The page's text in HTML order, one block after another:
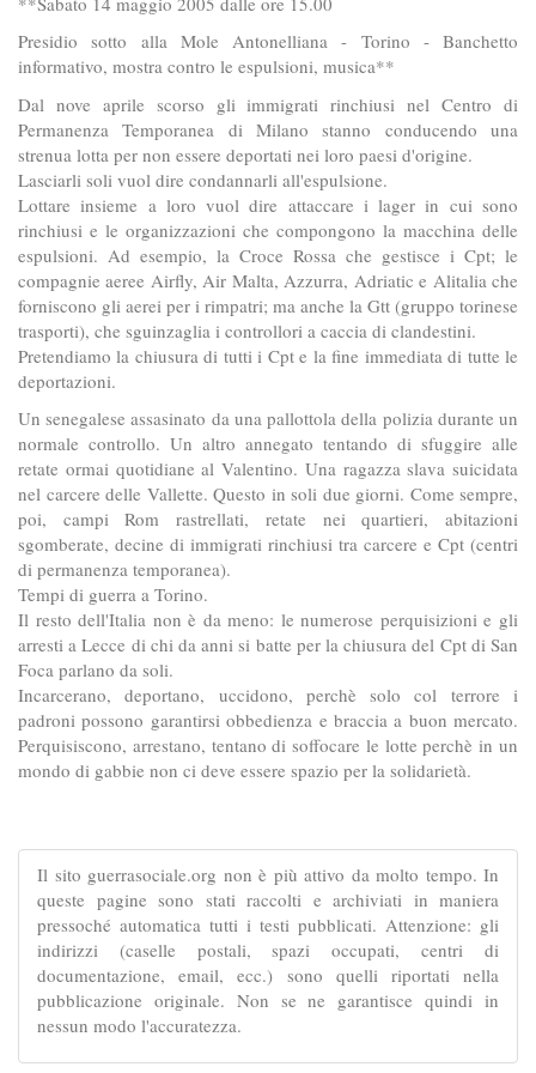
Presidio sotto alla Mole Antonelliana - Torino - Banchetto
informativo, mostra contro le espulsioni, musica**
Dal nove aprile scorso gli immigrati rinchiusi nel Centro di
Permanenza Temporanea di Milano stanno conducendo una
strenua lotta per non essere deportati nei loro paesi d'origine.
Lasciarli soli vuol dire condannarli all'espulsione.
Lottare insieme a loro vuol dire attaccare i lager in cui sono
rinchiusi e le organizzazioni che compongono la macchina delle
espulsioni. Ad esempio, la Croce Rossa che gestisce i Cpt; le
compagnie aeree Airfly, Air Malta, Azzurra, Adriatic e Alitalia che
forniscono gli aerei per i rimpatri; ma anche la Gtt (gruppo torinese
trasporti), che sguinzaglia i controllori a caccia di clandestini.
Pretendiamo la chiusura di tutti i Cpt e la fine immediata di tutte le
deportazioni.
Un senegalese assasinato da una pallottola della polizia durante un
normale controllo. Un altro annegato tentando di sfuggire alle
retate ormai quotidiane al Valentino. Una ragazza slava suicidata
nel carcere delle Vallette. Questo in soli due giorni. Come sempre,
poi, campi Rom rastrellati, retate nei quartieri, abitazioni
sgomberate, decine di immigrati rinchiusi tra carcere e Cpt (centri
di permanenza temporanea).
Tempi di guerra a Torino.
Il resto dell'Italia non è da meno: le numerose perquisizioni e gli
arresti a Lecce di chi da anni si batte per la chiusura del Cpt di San
Foca parlano da soli.
Incarcerano, deportano, uccidono, perchè solo col terrore i
padroni possono garantirsi obbedienza e braccia a buon mercato.
Perquisiscono, arrestano, tentano di soffocare le lotte perchè in un
mondo di gabbie non ci deve essere spazio per la solidarietà.
Il sito guerrasociale.org non è più attivo da molto tempo. In
queste pagine sono stati raccolti e archiviati in maniera
pressoché automatica tutti i testi pubblicati. Attenzione: gli
indirizzi (caselle postali, spazi occupati, centri di
documentazione, email, ecc.) sono quelli riportati nella
pubblicazione originale. Non se ne garantisce quindi in
nessun modo l'accuratezza.